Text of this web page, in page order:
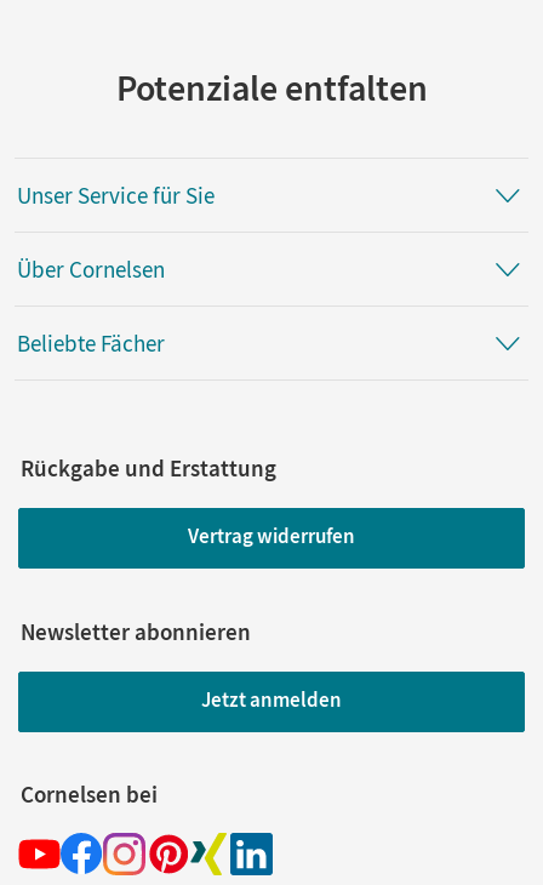
Potenziale entfalten
Unser Service für Sie
Über Cornelsen
Beliebte Fächer
Rückgabe und Erstattung
Vertrag widerrufen
Newsletter abonnieren
Jetzt anmelden
Cornelsen bei